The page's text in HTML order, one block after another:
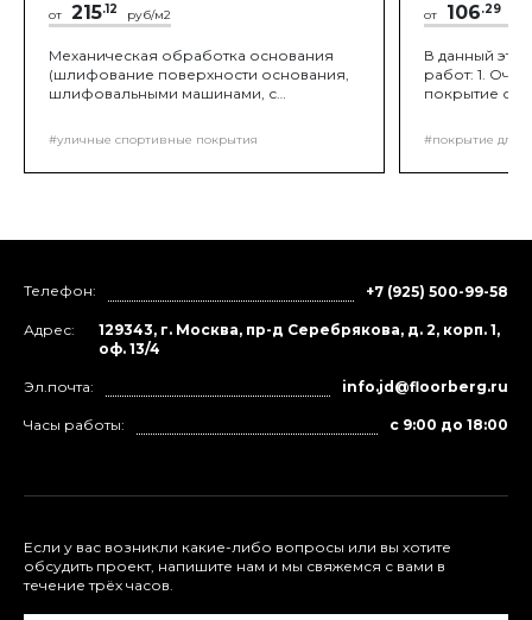
от 215.12 руб/м2
Механическая обработка основания
(шлифование поверхности основания,
шлифовальными машинами, с
сегментами необходимой зернистости).
Целью обработки основания является
удаление с бетонной поверхности
монолитному соединению покрытия и
#уличные спортивные покрытия
от 106.29
В данный
работ: 1.
покрытие от
#покрытие для
Телефон: +7 (925) 500-99-58
Адрес:
129343, г. Москва, пр-д Серебрякова, д. 2, корп. 1,
оф. 13/4
Эл.почта: info.jd@floorberg.ru
Часы работы: с 9:00 до 18:00
Если у вас возникли какие-либо вопросы или вы хотите
обсудить проект, напишите нам и мы свяжемся с вами в
течение трёх часов.